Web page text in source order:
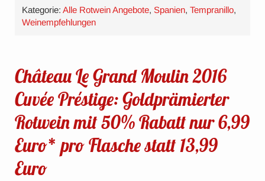
Kategorie:Alle Rotwein Angebote,Spanien,Tempranillo,
Weinempfehlungen
Château Le Grand Moulin 2016
Cuvée Préstige: Goldprämierter
Rotwein mit 50% Rabatt nur 6,99
Euro* pro Flasche statt 13,99
Euro